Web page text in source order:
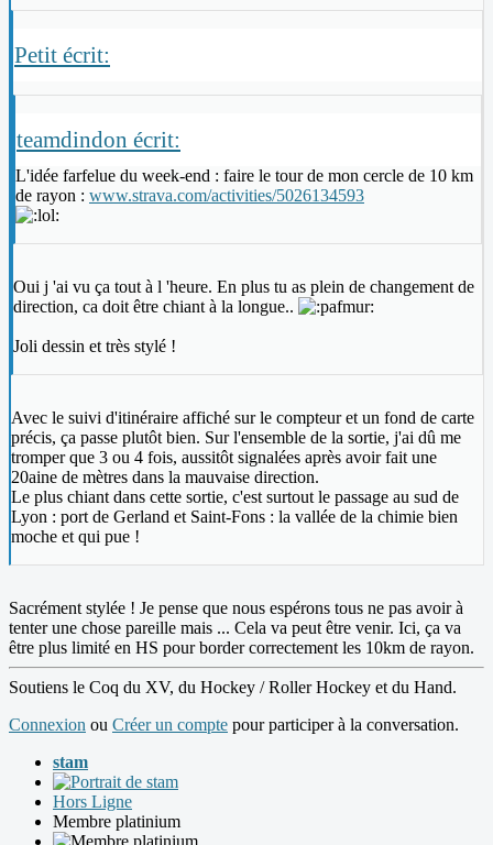
Petit écrit:
teamdindon écrit:
L'idée farfelue du week-end : faire le tour de mon cercle de 10 km
de rayon : www.strava.com/activities/5026134593
Oui j 'ai vu ça tout à l 'heure. En plus tu as plein de changement de
direction, ca doit être chiant à la longue..
Joli dessin et très stylé !
Avec le suivi d'itinéraire affiché sur le compteur et un fond de carte
précis, ça passe plutôt bien. Sur l'ensemble de la sortie, j'ai dû me
tromper que 3 ou 4 fois, aussitôt signalées après avoir fait une
20aine de mètres dans la mauvaise direction.
Le plus chiant dans cette sortie, c'est surtout le passage au sud de
Lyon : port de Gerland et Saint-Fons : la vallée de la chimie bien
moche et qui pue !
Sacrément stylée ! Je pense que nous espérons tous ne pas avoir à
tenter une chose pareille mais ... Cela va peut être venir. Ici, ça va
être plus limité en HS pour border correctement les 10km de rayon.
Soutiens le Coq du XV, du Hockey / Roller Hockey et du Hand.
Connexion ou Créer un compte pour participer à la conversation.
stam
Hors Ligne
Membre platinium